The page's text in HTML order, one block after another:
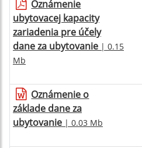
Oznámenie
ubytovacej kapacity
zariadenia pre účely
dane za ubytovanie | 0.15
Mb
Oznámenie o
základe dane za
ubytovanie | 0.03 Mb